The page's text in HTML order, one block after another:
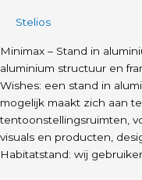
Stelios
Minimax – Stand in
aluminium structuur en
Wishes: een stand in
mogelijk maakt zich aan
tentoonstellingsruimten,
visuals en producten,
Habitatstand: wij